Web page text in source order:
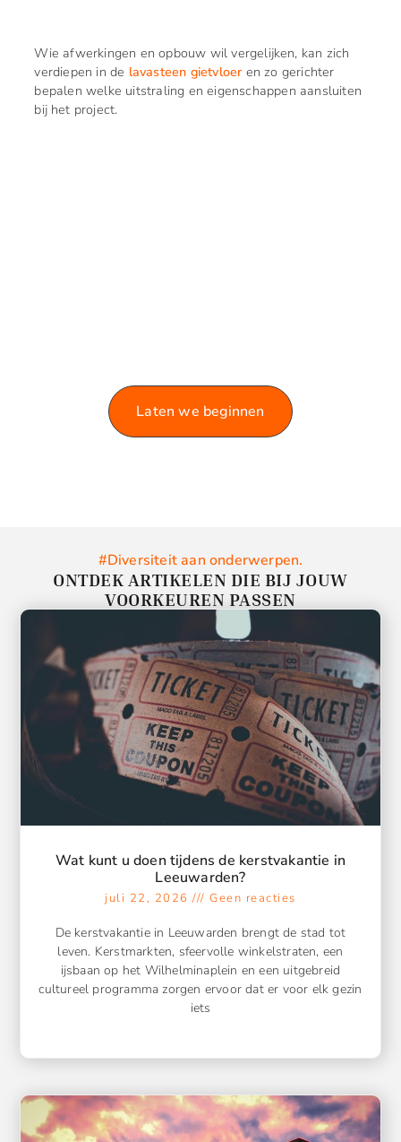
Wie afwerkingen en opbouw wil vergelijken, kan zich
verdiepen in de lavasteen gietvloeren zo gerichter
bepalen welke uitstraling en eigenschappen aansluiten
bij het project.
Laten we beginnen
#Diversiteit aan onderwerpen.
ONTDEK ARTIKELEN DIE BIJ JOUW
VOORKEUREN PASSEN
Wat kunt u doen tijdens de kerstvakantie in
Leeuwarden?
juli 22, 2026 Geen reacties
De kerstvakantie in Leeuwarden brengt de stad tot
leven. Kerstmarkten, sfeervolle winkelstraten, een
ijsbaan op het Wilhelminaplein en een uitgebreid
cultureel programma zorgen ervoor dat er voor elk gezin
iets